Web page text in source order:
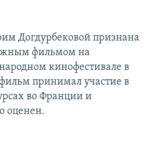
Догдурбековой признана
фильмом на
кинофестивале в
принимал участие в
во Франции и
оценен.